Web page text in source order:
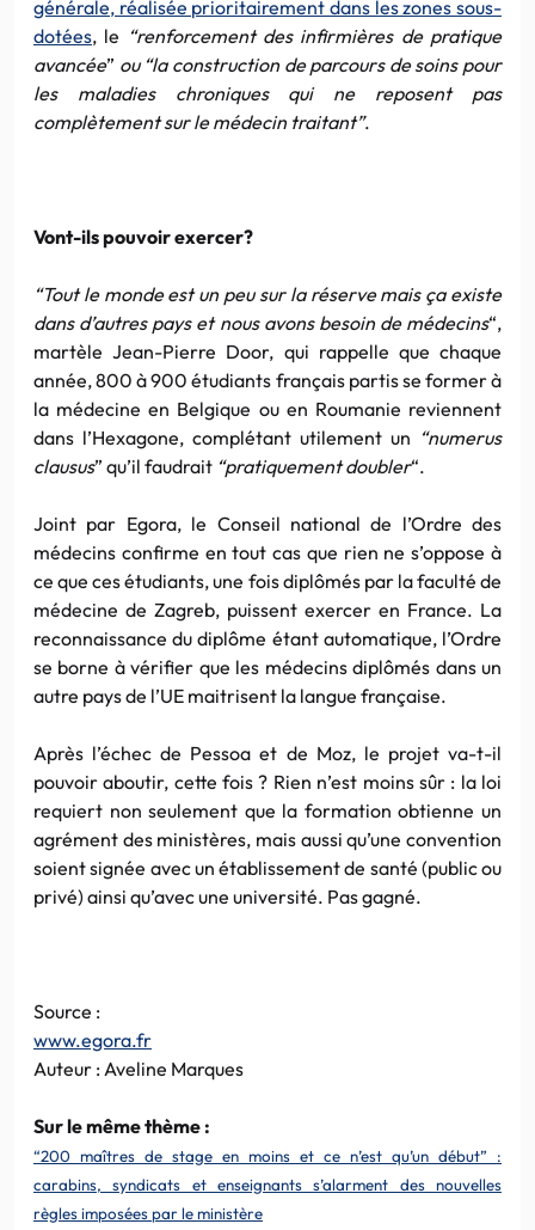
générale, réalisée prioritairement dans les zones sous-
dotées, le “renforcement des infirmières de pratique
avancée” ou “la construction de parcours de soins pour
les maladies chroniques qui ne reposent pas
complètement sur le médecin traitant”.
Vont-ils pouvoir exercer?
“Tout le monde est un peu sur la réserve mais ça existe
dans d’autres pays et nous avons besoin de médecins“,
martèle Jean-Pierre Door, qui rappelle que chaque
année, 800 à 900 étudiants français partis se former à
la médecine en Belgique ou en Roumanie reviennent
dans l’Hexagone, complétant utilement un “numerus
clausus” qu’il faudrait “pratiquement doubler“.
Joint par Egora, le Conseil national de l’Ordre des
médecins confirme en tout cas que rien ne s’oppose à
ce que ces étudiants, une fois diplômés par la faculté de
médecine de Zagreb, puissent exercer en France. La
reconnaissance du diplôme étant automatique, l’Ordre
se borne à vérifier que les médecins diplômés dans un
autre pays de l’UE maitrisent la langue française.
Après l’échec de Pessoa et de Moz, le projet va-t-il
pouvoir aboutir, cette fois ? Rien n’est moins sûr : la loi
requiert non seulement que la formation obtienne un
agrément des ministères, mais aussi qu’une convention
soient signée avec un établissement de santé (public ou
privé) ainsi qu’avec une université. Pas gagné.
Source :
www.egora.fr
Auteur : Aveline Marques
Sur le même thème :
“200 maîtres de stage en moins et ce n’est qu’un début” :
carabins, syndicats et enseignants s’alarment des nouvelles
règles imposées par le ministère